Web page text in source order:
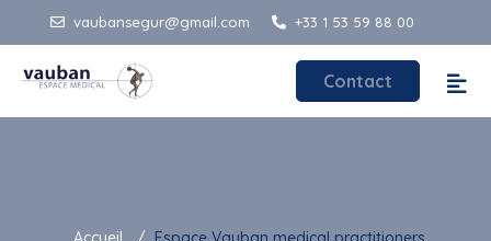
vaubansegur@gmail.com +33 1 53 59 88 00
Contact